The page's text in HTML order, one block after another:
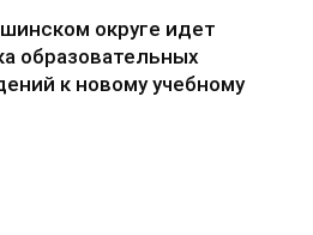
округе идет
образовательных
к новому учебному